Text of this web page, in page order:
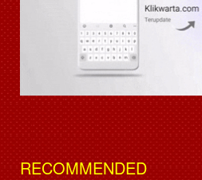
RECOMMENDED